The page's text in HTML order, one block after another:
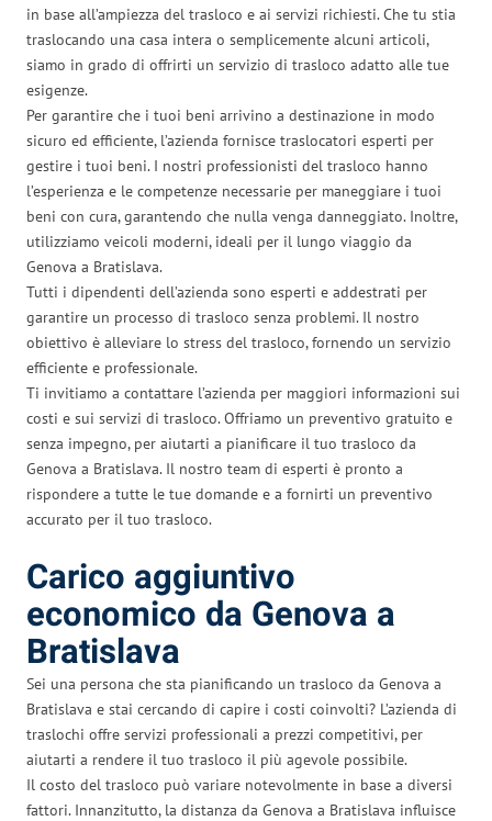
in base all’ampiezza del trasloco e ai servizi richiesti. Che tu stia
traslocando una casa intera o semplicemente alcuni articoli,
siamo in grado di offrirti un servizio di trasloco adatto alle tue
esigenze.
Per garantire che i tuoi beni arrivino a destinazione in modo
sicuro ed efficiente, l’azienda fornisce traslocatori esperti per
gestire i tuoi beni. I nostri professionisti del trasloco hanno
l’esperienza e le competenze necessarie per maneggiare i tuoi
beni con cura, garantendo che nulla venga danneggiato. Inoltre,
utilizziamo veicoli moderni, ideali per il lungo viaggio da
Genova a Bratislava.
Tutti i dipendenti dell’azienda sono esperti e addestrati per
garantire un processo di trasloco senza problemi. Il nostro
obiettivo è alleviare lo stress del trasloco, fornendo un servizio
efficiente e professionale.
Ti invitiamo a contattare l’azienda per maggiori informazioni sui
costi e sui servizi di trasloco. Offriamo un preventivo gratuito e
senza impegno, per aiutarti a pianificare il tuo trasloco da
Genova a Bratislava. Il nostro team di esperti è pronto a
rispondere a tutte le tue domande e a fornirti un preventivo
accurato per il tuo trasloco.
Carico aggiuntivo
economico da Genova a
Bratislava
Sei una persona che sta pianificando un trasloco da Genova a
Bratislava e stai cercando di capire i costi coinvolti? L’azienda di
traslochi offre servizi professionali a prezzi competitivi, per
aiutarti a rendere il tuo trasloco il più agevole possibile.
Il costo del trasloco può variare notevolmente in base a diversi
fattori. Innanzitutto, la distanza da Genova a Bratislava influisce